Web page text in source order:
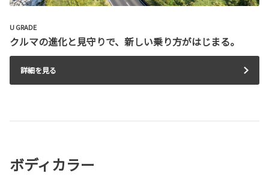
U GRADE
クルマの進化と見守りで、新しい乗り方がはじまる。
詳細を見る
ボディカラー